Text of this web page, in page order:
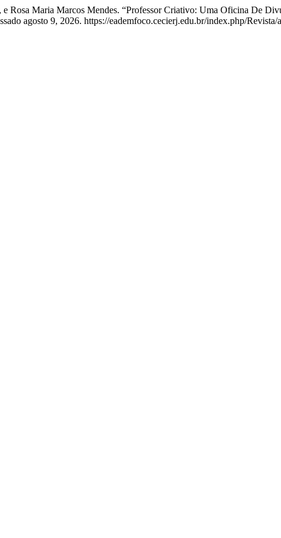
Rosa Maria Marcos Mendes. “Professor Criativo: Uma Oficina De
agosto 9, 2026. https://eademfoco.cecierj.edu.br/index.php/